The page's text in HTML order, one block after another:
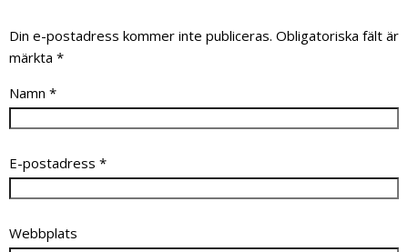
Din e-postadress kommer inte publiceras. Obligatoriska fält är
märkta *
Namn *
E-postadress *
Webbplats